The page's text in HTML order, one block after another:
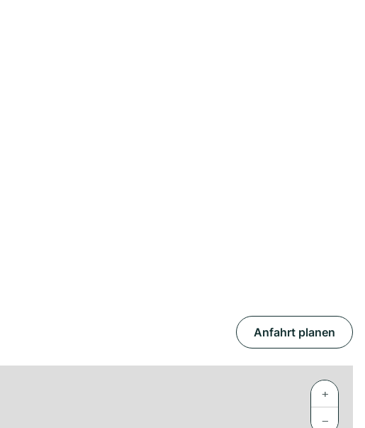
Anfahrt planen
+
−